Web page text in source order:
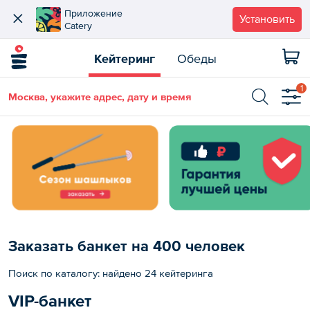
Приложение
Catery
Установить
Кейтеринг Обеды
Москва, укажите адрес, дату и время
1
Заказать банкет на 400 человек
Поиск по каталогу: найдено 24 кейтеринга
VIP-банкет